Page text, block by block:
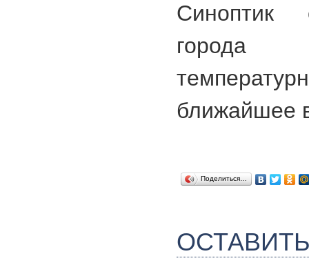
Синоптик
ближайшее
Поделиться…